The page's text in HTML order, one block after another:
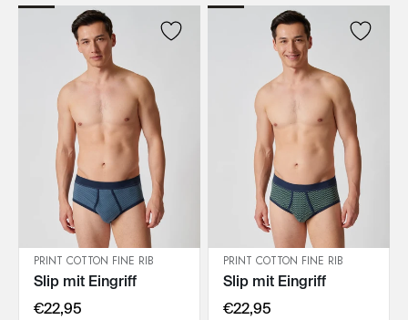
IN DEN WARENKORB
PRINT COTTON FINE RIB
Slip mit Eingriff
€22,95
IN DEN WARENKORB
PRINT COTTON FINE RIB
Slip mit Eingriff
€22,95